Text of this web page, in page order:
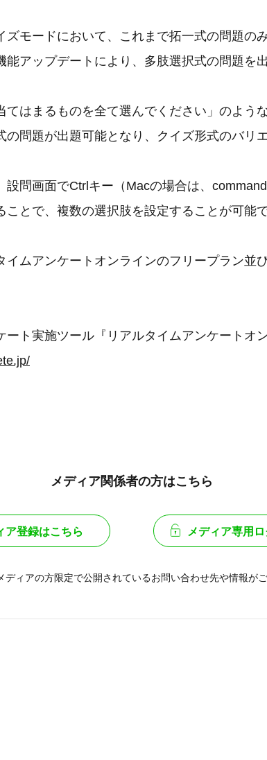
ズモードにおいて、これまで拓一式の問題の
能アップデートにより、多肢選択式の問題を
てはまるものを全て選んでください」のよう
の問題が出題可能となり、クイズ形式のバリ
設問画面でCtrlキー（Macの場合は、
とで、複数の選択肢を設定することが可能で
ムアンケートオンラインのフリープラン並
ト実施ツール『リアルタイムアンケートオン
メディア関係者の方はこちら
ア登録はこちら メディア専用
ディアの方限定で公開されているお問い合わせ先や情報が